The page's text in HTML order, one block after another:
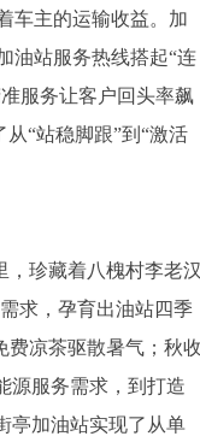
车主的运输收益。加
油站服务热线搭起“连
服务让客户回头率飙
“站稳脚跟”到“激活
珍藏着八槐村李老汉
求，孕育出油站四季
费凉茶驱散暑气；秋收
源服务需求，到打造
亭加油站实现了从单